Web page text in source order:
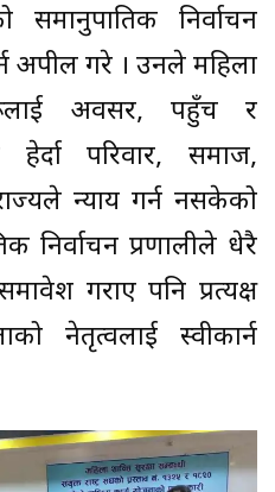
समानुपातिक निर्वाचन
अपील गरे । उनले महिला
अवसर, पहुँच र
हेर्दा परिवार, समाज,
न्याय गर्न नसकेको
निर्वाचन प्रणालीले धेरै
गराए पनि प्रत्यक्ष
नेतृत्वलाई स्वीकार्न